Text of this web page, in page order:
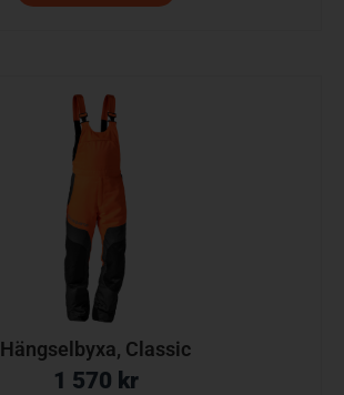
Hängselbyxa, Classic
1 570 kr